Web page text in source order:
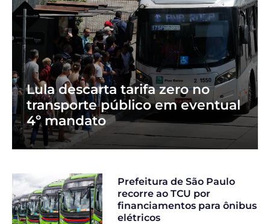
Lula descarta tarifa zero no
transporte público em eventual
4º mandato
Prefeitura de São Paulo
recorre ao TCU por
financiamentos para ônibus
elétricos